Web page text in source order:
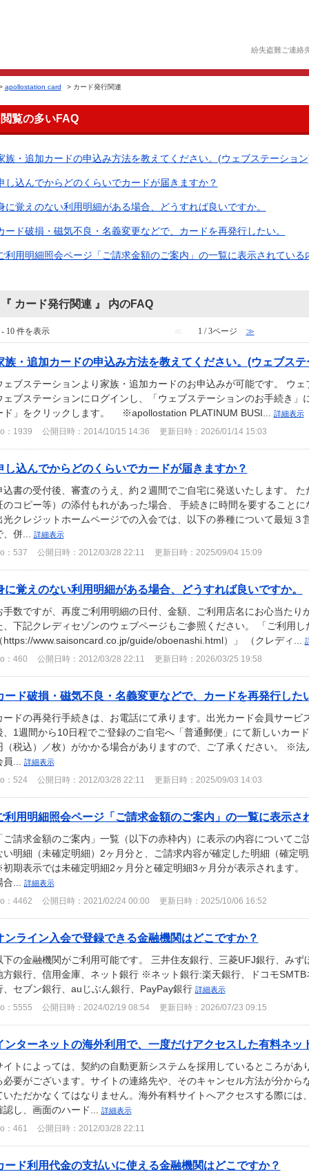
紛失盗難ご連絡
apollostation card > カード発行関連
閲覧の多いFAQ
族・追加カードの申込み方法を教えてください。(ウェブステーショ
し込んでからどのくらいでカードが届きますか？
に覚えのない利用明細がある場合、どうすれば良いですか。
ード破損・磁気不良・名義変更などで、カードを再発行したい。
利用明細照会ページ「ご請求金額のご案内」の一覧に表示されている
『 カード発行関連 』 内のFAQ
10 件を表示 ≪ 1 / 3ページ ≫
族・追加カードの申込み方法を教えてください。(ウェブステ
ェブステーションより家族・追加カードのお申込みが可能です。 ウ
ェブステーションにログインし、「ウェブステーションのお手続き」
ド」をクリックします。 ※apollostation PLATINUM BUSI...
詳細表示
：1939 公開日時：2014/10/15 14:36 更新日時：2026/01/14 15:03
し込んでからどのくらいでカードが届きますか？
込書の受付後、審査のうえ、約２週間でご自宅に発送いたします。
のコピー等）の添付もれがあった場合、 手続きに時間を要すること
光クレジットホームページでの入会では、以下の券種について最短３
、併...
詳細表示
：537 公開日時：2012/03/28 22:11 更新日時：2025/09/04 15:09
に覚えのない利用明細がある場合、どうすれば良いですか。
手数ですが、再度ご利用明細の日付、金額、ご利用店名にお心当たり
、下記クレディセゾンのウェブページもご参照ください。 「ご利用
https://www.saisoncard.co.jp/guide/oboenashi.html）」 （クレディ...
：460 公開日時：2012/03/28 22:11 更新日時：2026/03/25 19:58
ード破損・磁気不良・名義変更などで、カードを再発行した
ードの再発行手続きは、お電話にて承ります。出光カード会員サービ
、1週間から10日程でご登録のご自宅へ「普通郵便」にて新しいカー
（税込）／枚）がかかる場合がありますので、ご了承ください。 ※
員...
詳細表示
：524 公開日時：2012/03/28 22:11 更新日時：2025/09/03 14:03
利用明細照会ページ「ご請求金額のご案内」の一覧に表示さ
ご請求金額のご案内」一覧（以下の赤枠内）に表示の内容についてご
い明細（未確定明細）2ヶ月分と、ご請求内容が確定した明細（確定
期表示では未確定明細2ヶ月分と確定明細3ヶ月分が表示されます
合...
詳細表示
：4462 公開日時：2021/02/24 00:00 更新日時：2025/10/06 16:52
ンライン入会で登録できる金融機関はどこですか？
下の金融機関がご利用可能です。 三井住友銀行、三菱UFJ銀行、み
方銀行、信用金庫、ネット銀行 ※ネット銀行:楽天銀行、ドコモ
、セブン銀行、auじぶん銀行、PayPay銀行 詳細表示
：5555 公開日時：2024/02/19 08:54 更新日時：2026/07/23 09:15
ンターネットの海外利用で、一度だけアクセスした有料ネッ
イトによっては、契約の自動更新システムを採用しているところがあ
必要がございます。サイトの連絡先や、そのキャンセル方法が分から
いただかなくてはなりません。海外有料サイトへアクセスする際には
認し、画面のハード...
詳細表示
：461 公開日時：2012/03/28 22:11
ード利用代金の支払いに使える金融機関はどこですか？